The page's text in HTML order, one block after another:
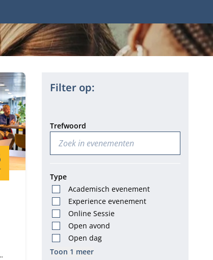
Filter op:
Trefwoord
Type
Academisch evenement
Experience evenement
Online Sessie
Open avond
Open dag
Toon 1 meer